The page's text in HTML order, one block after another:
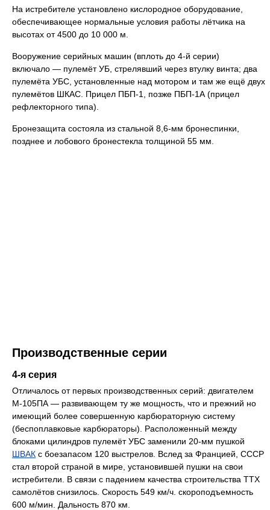
На истребителе установлено кислородное оборудование,
обеспечивающее нормальные условия работы лётчика на
высотах от 4500 до 10 000 м.
Вооружение серийных машин (вплоть до 4-й серии)
включало — пулемёт УБ, стрелявший через втулку винта; два
пулемёта УБС, установленные над мотором и там же ещё двух
пулемётов ШКАС. Прицел ПБП-1, позже ПБП-1А (прицел
рефлекторного типа).
Бронезащита состояла из стальной 8,6-мм бронеспинки,
позднее и лобового бронестекла толщиной 55 мм.
Производственные серии
4-я серия
Отличалось от первых производственных серий: двигателем
М-105ПА — развивающем ту же мощность, что и прежний но
имеющий более совершенную карбюраторную систему
(беспоплавковые карбюраторы). Расположенный между
блоками цилиндров пулемёт УБС заменили 20-мм пушкой
ШВАК с боезапасом 120 выстрелов. Вслед за Францией, СССР
стал второй страной в мире, установившей пушки на свои
истребители. В связи с падением качества строительства ТТХ
самолётов снизилось. Скорость 549 км/ч. скороподъемность
600 м/мин. Дальность 870 км.